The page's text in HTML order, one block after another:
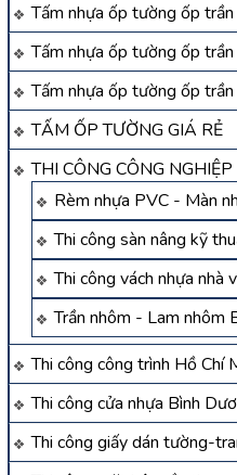
Tấm nhựa ốp tường ốp
Tấm nhựa ốp tường ốp trần
Tấm nhựa ốp tường ốp
TẤM ỐP TƯỜNG GIÁ RẺ
THI CÔNG CÔNG NGHIỆP
Rèm nhựa PVC - Màn
Thi công sàn nâng kỹ
Thi công vách nhựa nhà
Trần nhôm - Lam nhôm
Thi công công trình Hồ Chí
Thi công cửa nhựa Bình
Thi công giấy dán tường-